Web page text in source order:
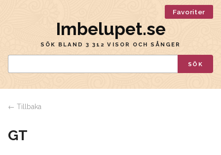
Favoriter
Imbelupet.se
SÖK BLAND 3 312 VISOR OCH SÅNGER
SÖK
← Tillbaka
GT